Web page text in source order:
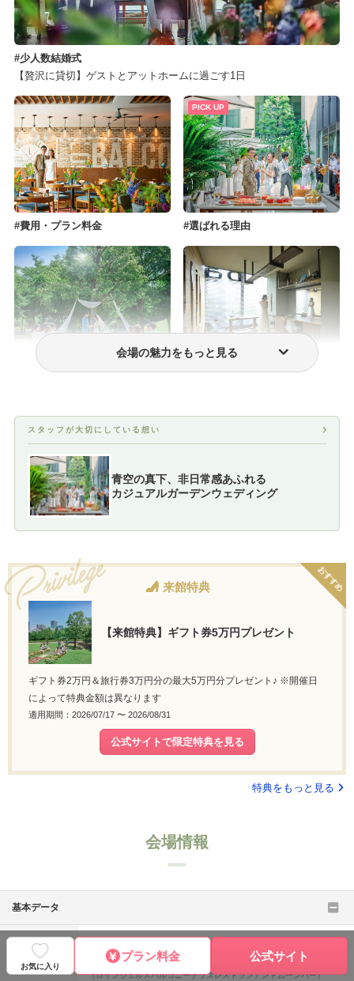
少人数結婚式
【贅沢に貸切】ゲストとアットホームに過ごす1日
費用・プラン料金 選ばれる理由
PICK UP
会場の魅力をもっと見る
スタッフが大切にしている想い
青空の真下、非日常感あふれる
カジュアルガーデンウェディング
おすすめ
来館特典
【来館特典】ギフト券5万円プレゼント
ギフト券2万円＆旅行券3万円分の最大5万円分プレゼント♪ ※開催日
によって特典金額は異なります
適用期間：2026/07/17 〜 2026/08/31
公式サイトで限定特典を見る
特典をもっと見る
会場情報
基本データ
会場名 Los Angeles balcony(ロサンジェルスバルコニー) ［
イト
］
（ロサンジェルスバルコニーテラスレストランアンドムーンバー）
お気に入り
プラン料金 公式サイト